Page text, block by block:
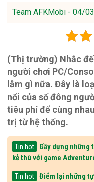
Team AFKMobi - 04/
(Thị trường) Nhắc
người chơi PC/
lẫm gì nữa. Đây là
nổi của số đông
tiêu phí để cùng
trị từ hệ thống.
Tin hot
Gầy dựng những
kẻ thù với game
Tin hot
Điểm lại những